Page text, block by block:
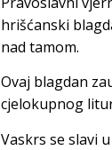
hrišćanski
nad tamom.
Ovaj blagdan
cjelokupnog
Vaskrs se slavi